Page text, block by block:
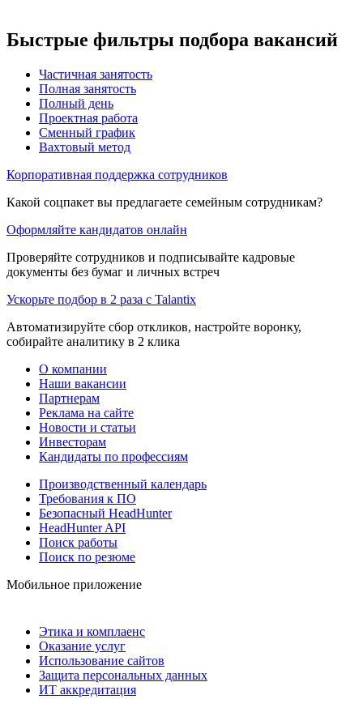
Быстрые фильтры подбора вакансий
Частичная занятость
Полная занятость
Полный день
Проектная работа
Сменный график
Вахтовый метод
Корпоративная поддержка сотрудников
Какой соцпакет вы предлагаете семейным сотрудникам?
Оформляйте кандидатов онлайн
Проверяйте сотрудников и подписывайте кадровые
документы без бумаг и личных встреч
Ускорьте подбор в 2 раза с Talantix
Автоматизируйте сбор откликов, настройте воронку,
собирайте аналитику в 2 клика
О компании
Наши вакансии
Партнерам
Реклама на сайте
Новости и статьи
Инвесторам
Кандидаты по профессиям
Производственный календарь
Требования к ПО
Безопасный HeadHunter
HeadHunter API
Поиск работы
Поиск по резюме
Мобильное приложение
Этика и комплаенс
Оказание услуг
Использование сайтов
Защита персональных данных
ИТ аккредитация